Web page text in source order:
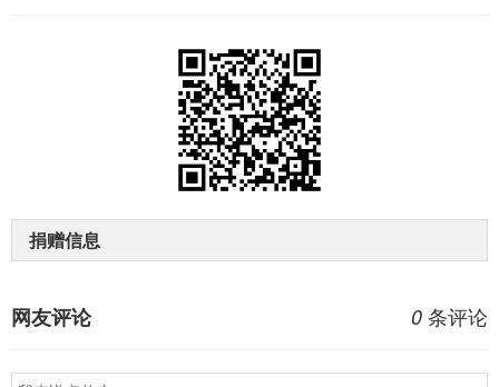
捐赠信息
0 条评论
网友评论